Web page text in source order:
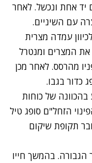
יד אחת ונכשל. לאחר
עם השיניים.
עמדה מצרית
את המצרים ומנטרל
מהרסס. לאחר מכן
כדור בגבו.
של כוחות
הזחל"ם סופג טיל
תקופת שיקום
הגבורה. בהמשך חייו